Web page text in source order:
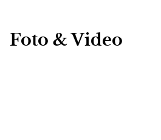
Foto & Video